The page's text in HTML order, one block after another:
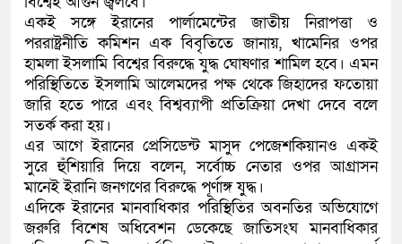
একই সঙ্গে ইরানের পার্লামেন্টের জাতীয় নিরাপত্তা ও
পররাষ্ট্রনীতি কমিশন এক বিবৃতিতে জানায়, খামেনির ওপর
হামলা ইসলামি বিশ্বের বিরুদ্ধে যুদ্ধ ঘোষণার শামিল হবে। এমন
পরিস্থিতিতে ইসলামি আলেমদের পক্ষ থেকে জিহাদের ফতোয়া
জারি হতে পারে এবং বিশ্বব্যাপী প্রতিক্রিয়া দেখা দেবে বলে
সতর্ক করা হয়।
এর আগে ইরানের প্রেসিডেন্ট মাসুদ পেজেশকিয়ানও একই
সুরে হুঁশিয়ারি দিয়ে বলেন, সর্বোচ্চ নেতার ওপর আগ্রাসন
মানেই ইরানি জনগণের বিরুদ্ধে পূর্ণাঙ্গ যুদ্ধ।
এদিকে ইরানের মানবাধিকার পরিস্থিতির অবনতির অভিযোগে
জরুরি বিশেষ অধিবেশন ডেকেছে জাতিসংঘ মানবাধিকার